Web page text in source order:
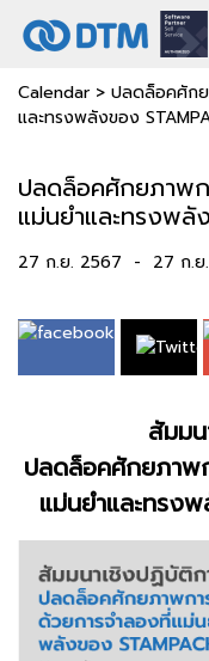
Calendar > ปลดล็อคศักย
และทรงพลังของ
ปลดล็อคศักยภาพก
แม่นยำและทรงพลั
27 ก.ย. 2567 - 27 ก.
สัมม
ปลดล็อคศักยภาพ
แม่นยำและทรง